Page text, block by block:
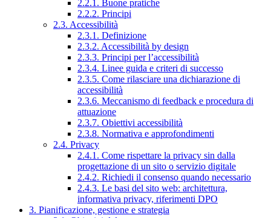
2.2.1. Buone pratiche
2.2.2. Principi
2.3. Accessibilità
2.3.1. Definizione
2.3.2. Accessibilità by design
2.3.3. Principi per l’accessibilità
2.3.4. Linee guida e criteri di successo
2.3.5. Come rilasciare una dichiarazione di
accessibilità
2.3.6. Meccanismo di feedback e procedura di
attuazione
2.3.7. Obiettivi accessibilità
2.3.8. Normativa e approfondimenti
2.4. Privacy
2.4.1. Come rispettare la privacy sin dalla
progettazione di un sito o servizio digitale
2.4.2. Richiedi il consenso quando necessario
2.4.3. Le basi del sito web: architettura,
informativa privacy, riferimenti DPO
3. Pianificazione, gestione e strategia